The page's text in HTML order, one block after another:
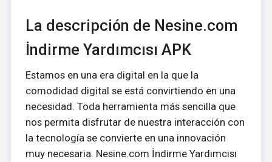
La descripción de Nesine.com
İndirme Yardımcısı APK
Estamos en una era digital en la que la
comodidad digital se está convirtiendo en una
necesidad. Toda herramienta más sencilla que
nos permita disfrutar de nuestra interacción con
la tecnología se convierte en una innovación
muy necesaria. Nesine.com İndirme Yardımcısı